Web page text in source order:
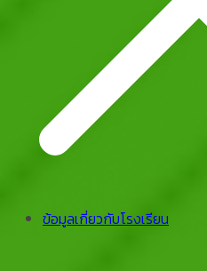
ข้อมูลเกี่ยวกับโรงเรียน